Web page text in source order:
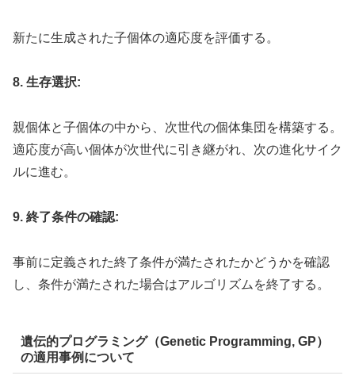
新たに生成された子個体の適応度を評価する。
8. 生存選択:
親個体と子個体の中から、次世代の個体集団を構築する。
適応度が高い個体が次世代に引き継がれ、次の進化サイク
ルに進む。
9. 終了条件の確認:
事前に定義された終了条件が満たされたかどうかを確認
し、条件が満たされた場合はアルゴリズムを終了する。
遺伝的プログラミング（Genetic Programming, GP）
の適用事例について